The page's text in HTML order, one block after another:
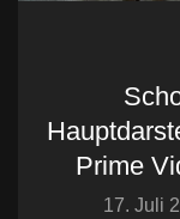
Prime
17. Juli